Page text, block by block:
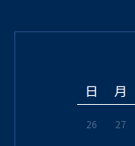
日 月
26 27